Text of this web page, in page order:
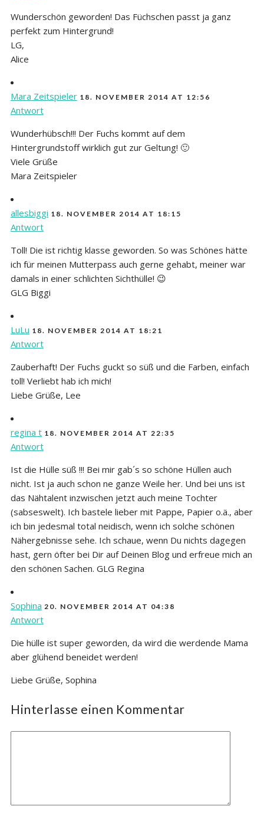
Wunderschön geworden! Das Füchschen passt ja ganz
perfekt zum Hintergrund!
LG,
Alice
Mara Zeitspieler 18. NOVEMBER 2014 AT 12:56
Antwort
Wunderhübsch!!! Der Fuchs kommt auf dem
Hintergrundstoff wirklich gut zur Geltung! 🙂
Viele Grüße
Mara Zeitspieler
allesbiggi 18. NOVEMBER 2014 AT 18:15
Antwort
Toll! Die ist richtig klasse geworden. So was Schönes hätte
ich für meinen Mutterpass auch gerne gehabt, meiner war
damals in einer schlichten Sichthülle! 😉
GLG Biggi
LuLu 18. NOVEMBER 2014 AT 18:21
Antwort
Zauberhaft! Der Fuchs guckt so süß und die Farben, einfach
toll! Verliebt hab ich mich!
Liebe Grüße, Lee
regina t 18. NOVEMBER 2014 AT 22:35
Antwort
Ist die Hülle süß !!! Bei mir gab´s so schöne Hüllen auch
nicht. Ist ja auch schon ne ganze Weile her. Und bei uns ist
das Nähtalent inzwischen jetzt auch meine Tochter
(sabseswelt). Ich bastele lieber mit Pappe, Papier o.ä., aber
ich bin jedesmal total neidisch, wenn ich solche schönen
Nähergebnisse sehe. Ich schaue, wenn Du nichts dagegen
hast, gern öfter bei Dir auf Deinen Blog und erfreue mich an
den schönen Sachen. GLG Regina
Sophina 20. NOVEMBER 2014 AT 04:38
Antwort
Die hülle ist super geworden, da wird die werdende Mama
aber glühend beneidet werden!
Liebe Grüße, Sophina
Hinterlasse einen Kommentar